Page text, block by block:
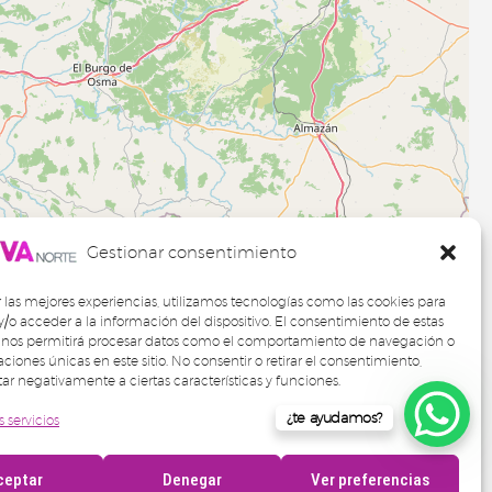
Gestionar consentimiento
las mejores experiencias, utilizamos tecnologías como las cookies para
o acceder a la información del dispositivo. El consentimiento de estas
permitirá procesar datos como el comportamiento de navegación o
únicas en este sitio. No consentir o retirar el consentimiento,
negativamente a ciertas características y funciones.
servicios
Denegar Ver preferencias
¿te ayudamos?